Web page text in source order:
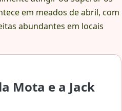
em meados de abril, com
abundantes em locais
Mota e a Jack